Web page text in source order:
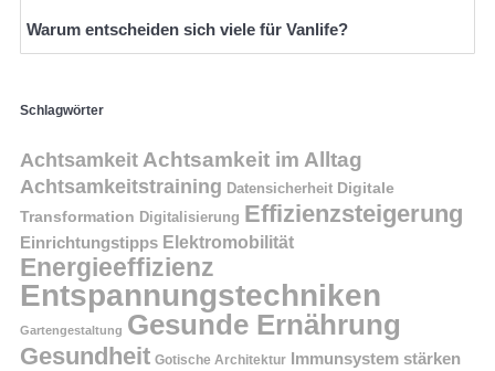
Warum entscheiden sich viele für Vanlife?
Schlagwörter
Achtsamkeit Achtsamkeit im Alltag
Achtsamkeitstraining Datensicherheit Digitale
Transformation Digitalisierung Effizienzsteigerung
Einrichtungstipps Elektromobilität
Energieeffizienz
Entspannungstechniken
Gartengestaltung Gesunde Ernährung
Gesundheit Gotische Architektur Immunsystem stärken